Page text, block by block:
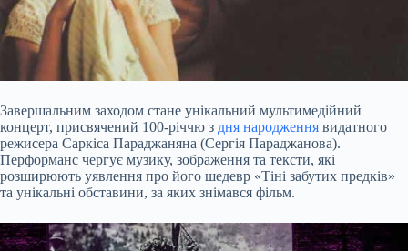
Завершальним заходом стане унікальний мультимедійний
концерт, присвячений 100-річчю з дня народження видатного
режисера Саркіса Параджаняна (Сергія Параджанова).
Перформанс чергує музику, зображення та тексти, які
розширюють уявлення про його шедевр «Тіні забутих предків»
та унікальні обставини, за яких знімався фільм.